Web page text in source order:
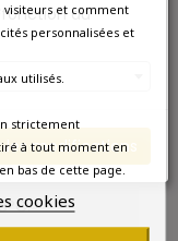
fonction du
les modifications
Sauvignon
visiteurs et comment
personnalisées et
utilisés.
strictement
à tout moment en
bas de cette page.
cookies